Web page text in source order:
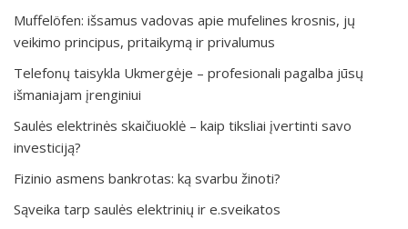
Muffelöfen: išsamus vadovas apie mufelines krosnis, jų
veikimo principus, pritaikymą ir privalumus
Telefonų taisykla Ukmergėje – profesionali pagalba jūsų
išmaniajam įrenginiui
Saulės elektrinės skaičiuoklė – kaip tiksliai įvertinti savo
investiciją?
Fizinio asmens bankrotas: ką svarbu žinoti?
Sąveika tarp saulės elektrinių ir e.sveikatos